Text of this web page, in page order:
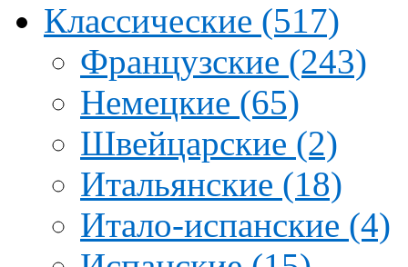
Классические (517)
Французские (243)
Немецкие (65)
Швейцарские (2)
Итальянские (18)
Итало-испанские (4)